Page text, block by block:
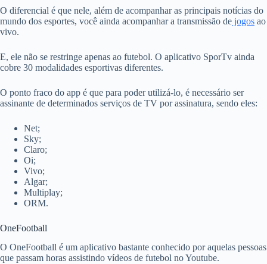
O diferencial é que nele, além de acompanhar as principais notícias do
mundo dos esportes, você ainda acompanhar a transmissão de jogos ao
vivo.
E, ele não se restringe apenas ao futebol. O aplicativo SporTv ainda
cobre 30 modalidades esportivas diferentes.
O ponto fraco do app é que para poder utilizá-lo, é necessário ser
assinante de determinados serviços de TV por assinatura, sendo eles:
Net;
Sky;
Claro;
Oi;
Vivo;
Algar;
Multiplay;
ORM.
OneFootball
O OneFootball é um aplicativo bastante conhecido por aquelas pessoas
que passam horas assistindo vídeos de futebol no Youtube.